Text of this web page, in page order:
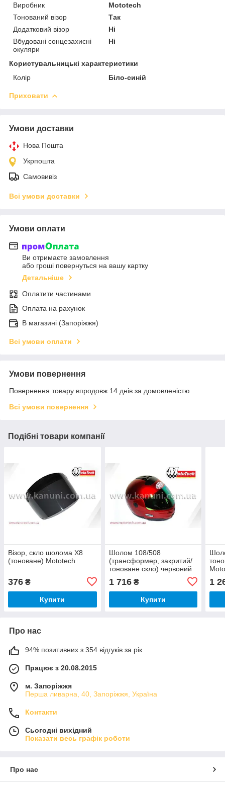
Виробник
Mototech
Тонований візор
Так
Додатковий візор
Ні
Вбудовані сонцезахисні
окуляри
Ні
Користувальницькі характеристики
Колір
Біло-синій
Приховати
Умови доставки
Нова Пошта
Укрпошта
Самовивіз
Всі умови доставки
Умови оплати
Ви отримаєте замовлення
або гроші повернуться на вашу картку
Детальніше
Оплатити частинами
Оплата на рахунок
В магазині (Запоріжжя)
Всі умови оплати
Умови повернення
Повернення товару впродовж 14 днів за домовленістю
Всі умови повернення
Подібні товари компанії
Візор, скло шолома X8
(тоноване) Mototech
376 ₴
Купити
Шолом 108/508
(трансформер, закритий/
тоноване скло) червоний
1 716₴
Купити
1
Про нас
94% позитивних з 354 відгуків за рік
Працює з 20.08.2015
м. Запоріжжя
Перша ливарна, 40, Запоріжжя, Україна
Контакти
Сьогодні вихідний
Показати весь графік роботи
Про нас